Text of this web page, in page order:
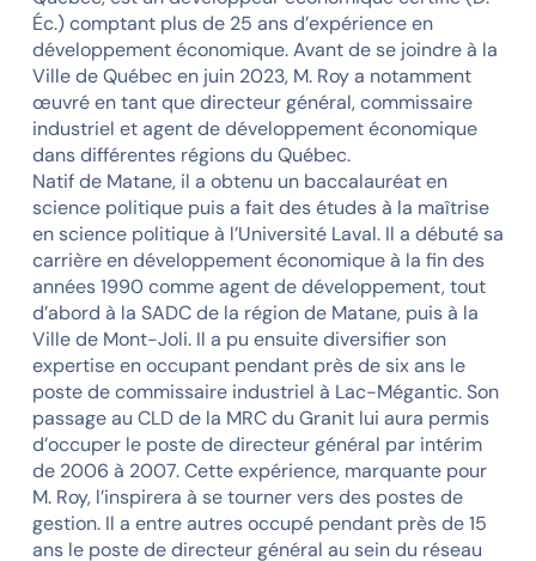
Éc.) comptant plus de 25 ans d’expérience en
développement économique. Avant de se joindre à la
Ville de Québec en juin 2023, M. Roy a notamment
œuvré en tant que directeur général, commissaire
industriel et agent de développement économique
dans différentes régions du Québec.
Natif de Matane, il a obtenu un baccalauréat en
science politique puis a fait des études à la maîtrise
en science politique à l’Université Laval. Il a débuté sa
carrière en développement économique à la fin des
années 1990 comme agent de développement, tout
d’abord à la SADC de la région de Matane, puis à la
Ville de Mont-Joli. Il a pu ensuite diversifier son
expertise en occupant pendant près de six ans le
poste de commissaire industriel à Lac-Mégantic. Son
passage au CLD de la MRC du Granit lui aura permis
d’occuper le poste de directeur général par intérim
de 2006 à 2007. Cette expérience, marquante pour
M. Roy, l’inspirera à se tourner vers des postes de
gestion. Il a entre autres occupé pendant près de 15
ans le poste de directeur général au sein du réseau